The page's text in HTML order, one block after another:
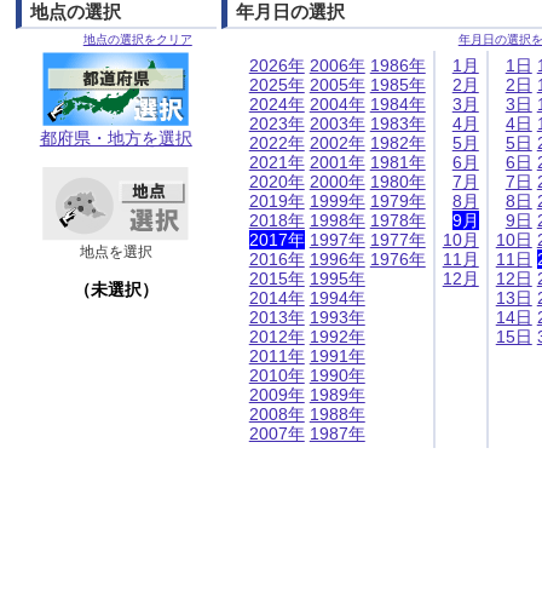
地点の選択
地点の選択をクリア
都府県・地方を選択
地点を選択
（未選択）
年月日の選択
年月日の選択
2026年
2025年
2024年
2023年
2022年
2021年
2020年
2019年
2018年
2017年
2016年
2015年
2014年
2013年
2012年
2011年
2010年
2009年
2008年
2007年
2006年
2005年
2004年
2003年
2002年
2001年
2000年
1999年
1998年
1997年
1996年
1995年
1994年
1993年
1992年
1991年
1990年
1989年
1988年
1987年
1986年
1985年
1984年
1983年
1982年
1981年
1980年
1979年
1978年
1977年
1976年
1月
2月
3月
4月
5月
6月
7月
8月
9月
10月
11月
12月
1日
2日
3日
4日
5日
6日
7日
8日
9日
10日
11日
12日
13日
14日
15日